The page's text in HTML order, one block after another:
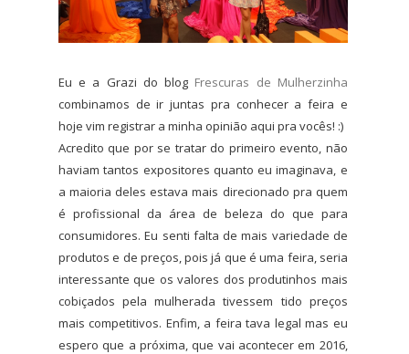
Eu e a Grazi do blog Frescuras de Mulherzinha
combinamos de ir juntas pra conhecer a feira e
hoje vim registrar a minha opinião aqui pra vocês! :)
Acredito que por se tratar do primeiro evento, não
haviam tantos expositores quanto eu imaginava, e
a maioria deles estava mais direcionado pra quem
é profissional da área de beleza do que para
consumidores. Eu senti falta de mais variedade de
produtos e de preços, pois já que é uma feira, seria
interessante que os valores dos produtinhos mais
cobiçados pela mulherada tivessem tido preços
mais competitivos. Enfim, a feira tava legal mas eu
espero que a próxima, que vai acontecer em 2016,